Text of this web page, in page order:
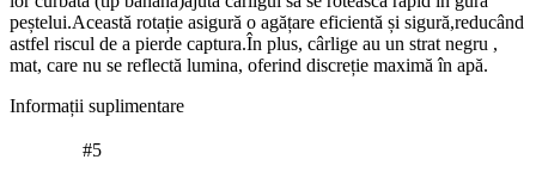
peștelui.Această rotație asigură o agățare eficientă și sigură,reducând
astfel riscul de a pierde captura.În plus, cârlige au un strat negru ,
mat, care nu se reflectă lumina, oferind discreție maximă în apă.
Informații suplimentare
#5